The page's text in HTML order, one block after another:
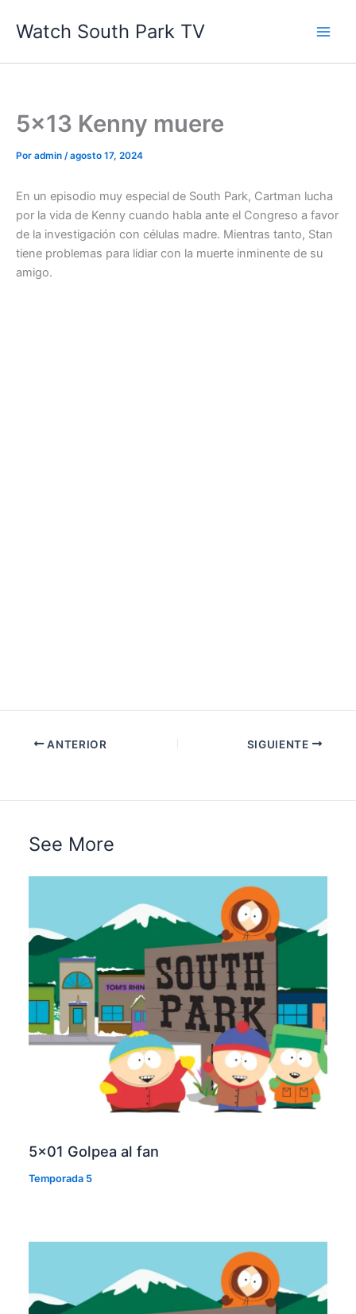
Watch South Park TV
5×13 Kenny muere
Por admin /agosto 17, 2024
En un episodio muy especial de South Park, Cartman lucha
por la vida de Kenny cuando habla ante el Congreso a favor
de la investigación con células madre. Mientras tanto, Stan
tiene problemas para lidiar con la muerte inminente de su
amigo.
ANTERIOR SIGUIENTE
See More
5×01 Golpea al fan
Temporada 5